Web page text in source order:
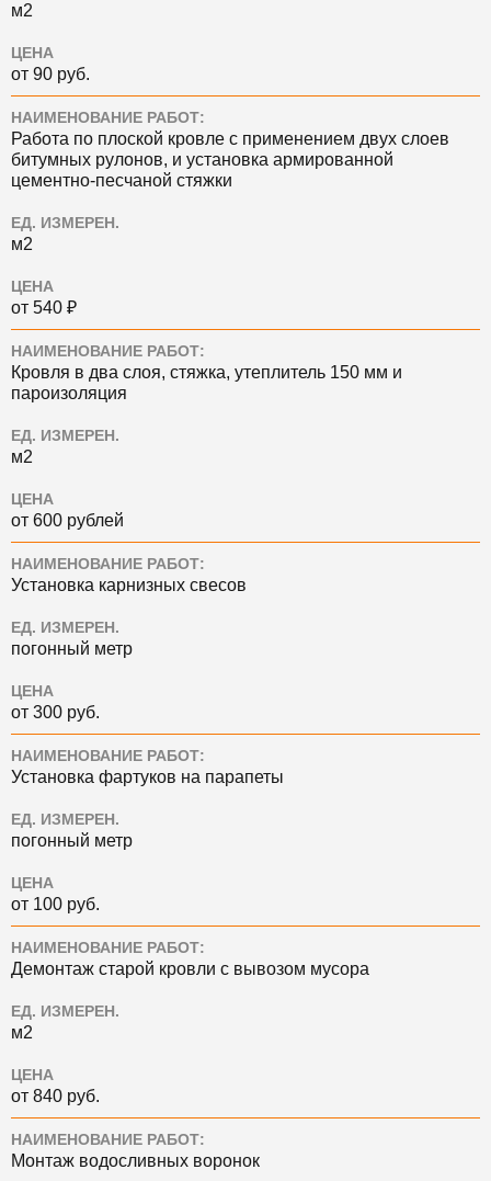
м2
ЦЕНА
от 90 руб.
НАИМЕНОВАНИЕ РАБОТ:
Работа по плоской кровле с применением двух слоев
битумных рулонов, и установка армированной
цементно-песчаной стяжки
ЕД. ИЗМЕРЕН.
м2
ЦЕНА
от 540 ₽
НАИМЕНОВАНИЕ РАБОТ:
Кровля в два слоя, стяжка, утеплитель 150 мм и
пароизоляция
ЕД. ИЗМЕРЕН.
м2
ЦЕНА
от 600 рублей
НАИМЕНОВАНИЕ РАБОТ:
Установка карнизных свесов
ЕД. ИЗМЕРЕН.
погонный метр
ЦЕНА
от 300 руб.
НАИМЕНОВАНИЕ РАБОТ:
Установка фартуков на парапеты
ЕД. ИЗМЕРЕН.
погонный метр
ЦЕНА
от 100 руб.
НАИМЕНОВАНИЕ РАБОТ:
Демонтаж старой кровли с вывозом мусора
ЕД. ИЗМЕРЕН.
м2
ЦЕНА
от 840 руб.
НАИМЕНОВАНИЕ РАБОТ:
Монтаж водосливных воронок